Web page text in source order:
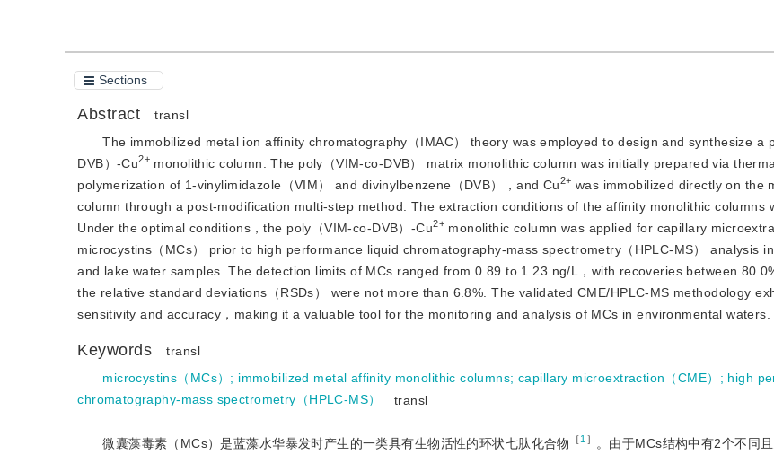
Sections
Abstract
transl
The immobilized metal ion affinity chromatography（IMAC） theory was employed to design and synthesize a
DVB）-Cu2+ monolithic column. The poly（VIM-co-DVB） matrix monolithic column was initially prepared via
polymerization of 1-vinylimidazole（VIM） and divinylbenzene（DVB），and Cu2+ was immobilized directly on the
column through a post-modification multi-step method. The extraction conditions of the affinity monolithic columns
Under the optimal conditions，the poly（VIM-co-DVB）-Cu2+ monolithic column was applied for capillary
microcystins（MCs） prior to high performance liquid chromatography-mass spectrometry（HPLC-MS） analysis
and lake water samples. The detection limits of MCs ranged from 0.89 to 1.23 ng/L，with recoveries between
the relative standard deviations（RSDs） were not more than 6.8%. The validated CME/HPLC-MS methodology
sensitivity and accuracy，making it a valuable tool for the monitoring and analysis of MCs in environmental waters.
Keywords
transl
microcystins（MCs） ; immobilized metal affinity monolithic columns; capillary microextraction（CME） ; high
chromatography-mass spectrometry（HPLC-MS）
transl
微囊藻毒素（MCs）是蓝藻水华暴发时产生的一类具有生物活性的环状七肽化合物 ［1 ］
。由于MCs结构中有2个不同